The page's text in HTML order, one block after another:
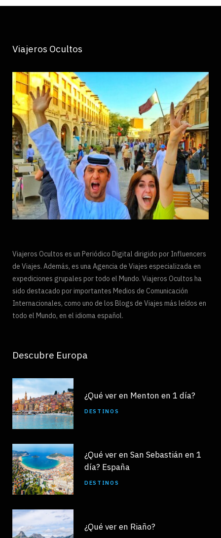
Viajeros Ocultos
Viajeros Ocultos es un Periódico Digital dirigido por Influencers
de Viajes. Además, es una Agencia de Viajes especializada en
expediciones grupales por todo el Mundo. Viajeros Ocultos ha
sido destacado por importantes Medios de Comunicación
Internacionales, como uno de los Blogs de Viajes más leídos en
todo el Mundo, en el idioma español.
Descubre Europa
¿Qué ver en Menton en 1 día?
DESTINOS
¿Qué ver en San Sebastián en 1
día? España
DESTINOS
¿Qué ver en Riaño?